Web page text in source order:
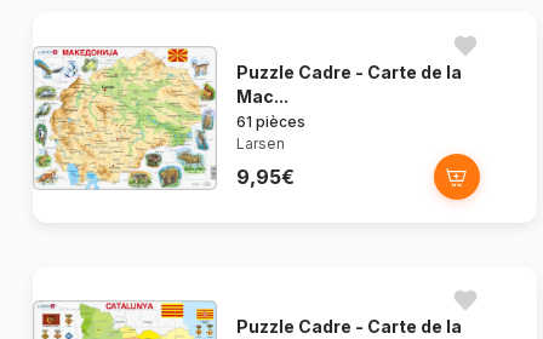
Puzzle Cadre - Carte de la
Mac...
61 pièces
Larsen
9,95€
Puzzle Cadre - Carte de la